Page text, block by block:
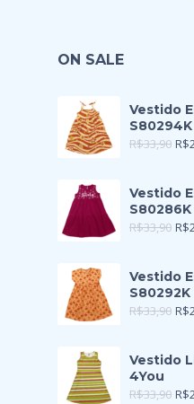
ON SALE
Vestido
R$33,90 R$
Vestido
R$33,90 R$
Vestido
S80292K
R$33,90 R$
Vestido
4You
R$33,90 R$